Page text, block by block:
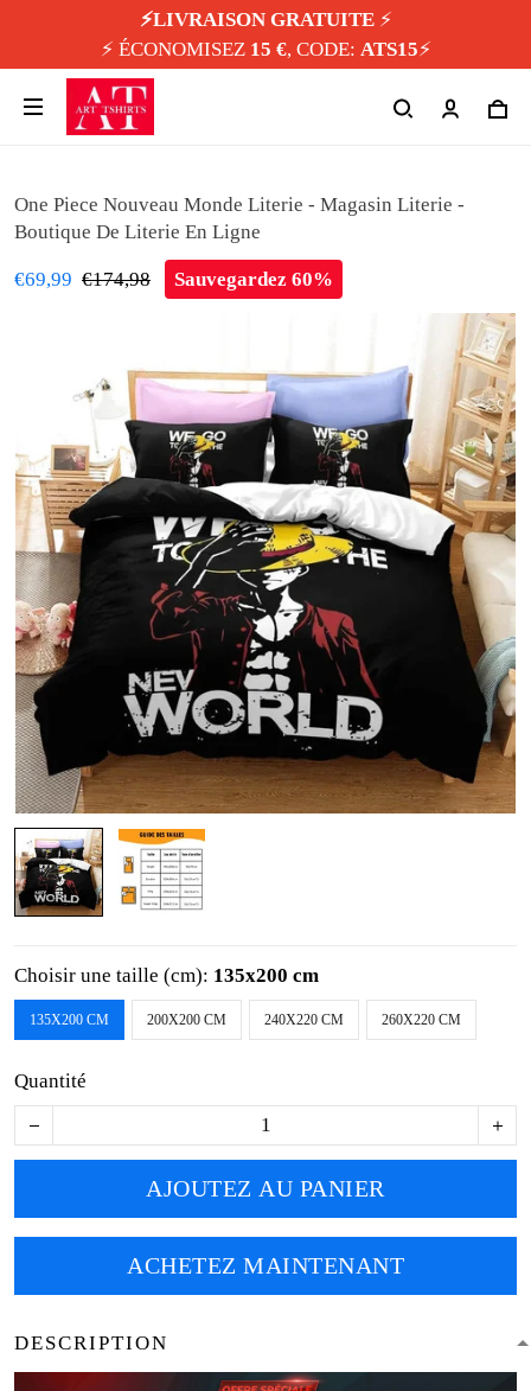
⚡️LIVRAISON GRATUITE⚡️
⚡️ ÉCONOMISEZ 15 €, CODE: ATS15⚡️
One Piece Nouveau Monde Literie - Magasin Literie -
Boutique De Literie En Ligne
€69,99 €174,98 Sauvegardez 60%
Choisir une taille (cm): 135x200 cm
135X200 CM 200X200 CM 240X220 CM 260X220 CM
Quantité
AJOUTEZ AU PANIER
ACHETEZ MAINTENANT
DESCRIPTION